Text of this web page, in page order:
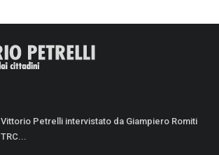
Vittorio Petrelli intervistato da Giampiero Romiti
TRC...